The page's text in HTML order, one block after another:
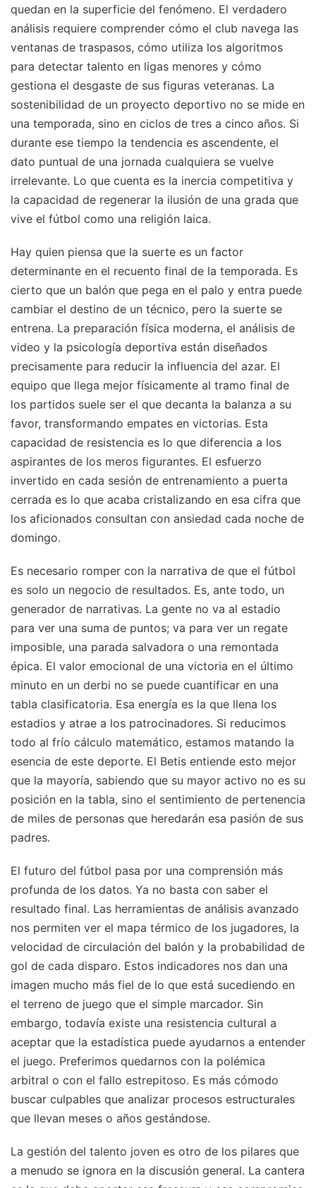
quedan en la superficie del fenómeno. El verdadero
análisis requiere comprender cómo el club navega las
ventanas de traspasos, cómo utiliza los algoritmos
para detectar talento en ligas menores y cómo
gestiona el desgaste de sus figuras veteranas. La
sostenibilidad de un proyecto deportivo no se mide en
una temporada, sino en ciclos de tres a cinco años. Si
durante ese tiempo la tendencia es ascendente, el
dato puntual de una jornada cualquiera se vuelve
irrelevante. Lo que cuenta es la inercia competitiva y
la capacidad de regenerar la ilusión de una grada que
vive el fútbol como una religión laica.
Hay quien piensa que la suerte es un factor
determinante en el recuento final de la temporada. Es
cierto que un balón que pega en el palo y entra puede
cambiar el destino de un técnico, pero la suerte se
entrena. La preparación física moderna, el análisis de
video y la psicología deportiva están diseñados
precisamente para reducir la influencia del azar. El
equipo que llega mejor físicamente al tramo final de
los partidos suele ser el que decanta la balanza a su
favor, transformando empates en victorias. Esta
capacidad de resistencia es lo que diferencia a los
aspirantes de los meros figurantes. El esfuerzo
invertido en cada sesión de entrenamiento a puerta
cerrada es lo que acaba cristalizando en esa cifra que
los aficionados consultan con ansiedad cada noche de
domingo.
Es necesario romper con la narrativa de que el fútbol
es solo un negocio de resultados. Es, ante todo, un
generador de narrativas. La gente no va al estadio
para ver una suma de puntos; va para ver un regate
imposible, una parada salvadora o una remontada
épica. El valor emocional de una victoria en el último
minuto en un derbi no se puede cuantificar en una
tabla clasificatoria. Esa energía es la que llena los
estadios y atrae a los patrocinadores. Si reducimos
todo al frío cálculo matemático, estamos matando la
esencia de este deporte. El Betis entiende esto mejor
que la mayoría, sabiendo que su mayor activo no es su
posición en la tabla, sino el sentimiento de pertenencia
de miles de personas que heredarán esa pasión de sus
padres.
El futuro del fútbol pasa por una comprensión más
profunda de los datos. Ya no basta con saber el
resultado final. Las herramientas de análisis avanzado
nos permiten ver el mapa térmico de los jugadores, la
velocidad de circulación del balón y la probabilidad de
gol de cada disparo. Estos indicadores nos dan una
imagen mucho más fiel de lo que está sucediendo en
el terreno de juego que el simple marcador. Sin
embargo, todavía existe una resistencia cultural a
aceptar que la estadística puede ayudarnos a entender
el juego. Preferimos quedarnos con la polémica
arbitral o con el fallo estrepitoso. Es más cómodo
buscar culpables que analizar procesos estructurales
que llevan meses o años gestándose.
La gestión del talento joven es otro de los pilares que
a menudo se ignora en la discusión general. La cantera